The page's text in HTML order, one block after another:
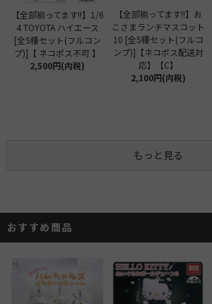
【全部揃ってます!!】1/6
4 TOYOTA ハイエース
[全5種セット(フルコン
プ)]【 ネコポス不可 】
2,500円(内税)
【全部揃ってます!!】お
こさまランチマスコット
10 [全5種セット(フルコ
ンプ)]【ネコポス配送対
応】【C】
2,100円(内税)
もっと見る
おすすめ商品